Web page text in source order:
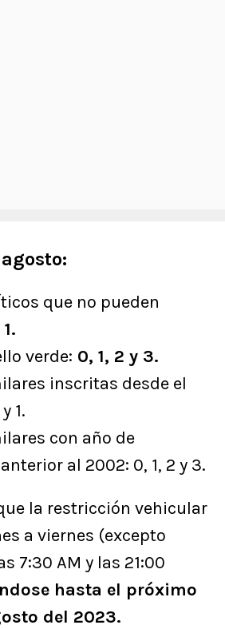
que no pueden
verde: 0, 1, 2 y 3.
inscritas desde el
1.
con año de
al 2002: 0, 1, 2 y 3.
la restricción vehicular
a viernes (excepto
7:30 AM y las 21:00
hasta el próximo
del 2023.